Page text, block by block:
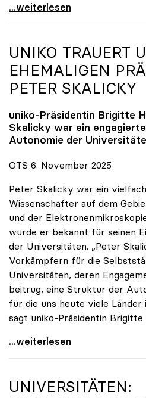
„Deplatzierte Kampagne“:
...weiterlesen
UNIKO TRAUERT
EHEMALIGEN
PETER SKALICKY
uniko-Präsidentin Brigitte
Skalicky war ein
Autonomie der
OTS 6. November 2025
Peter Skalicky war ein
Wissenschafter auf dem
und der
wurde er bekannt für seinen
der Universitäten. „Peter
Vorkämpfern für die
Universitäten, deren
beitrug, eine Struktur der
für die uns heute viele Länder
sagt uniko-Präsidentin
uniko trauert um ehemaligen
...weiterlesen
UNIVERSITÄTEN: